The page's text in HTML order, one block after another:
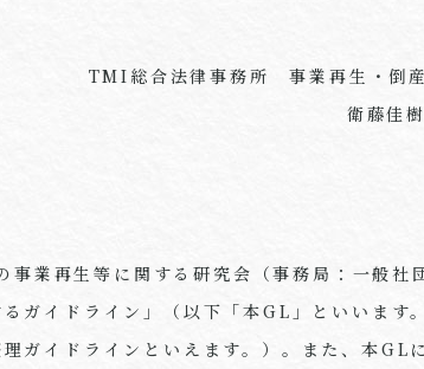
TMI 総合法律事務所 事業再生・倒
衛藤佳
業再生等に関する研究会（事務局：一般社
ガイドライン」（以下「本GL」といいます
ガイドラインといえます。）。また、本GL